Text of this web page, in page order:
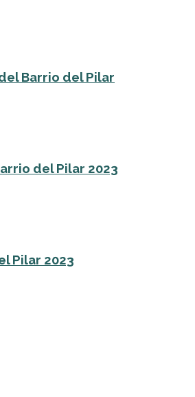
Barrio del Pilar
del Pilar 2023
Pilar 2023